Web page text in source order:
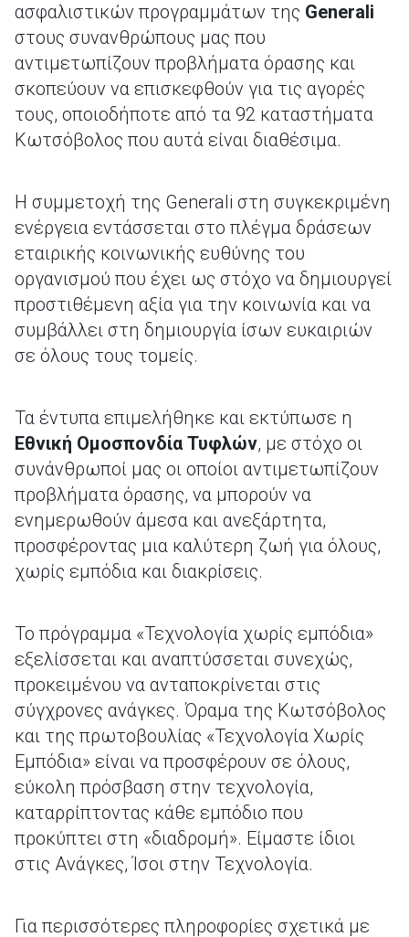
ασφαλιστικών προγραμμάτων της Generali
στους συνανθρώπους μας που
αντιμετωπίζουν προβλήματα όρασης και
σκοπεύουν να επισκεφθούν για τις αγορές
τους, οποιοδήποτε από τα 92 καταστήματα
Κωτσόβολος που αυτά είναι διαθέσιμα.
Η συμμετοχή της Generali στη συγκεκριμένη
ενέργεια εντάσσεται στο πλέγμα δράσεων
εταιρικής κοινωνικής ευθύνης του
οργανισμού που έχει ως στόχο να δημιουργεί
προστιθέμενη αξία για την κοινωνία και να
συμβάλλει στη δημιουργία ίσων ευκαιριών
σε όλους τους τομείς.
Τα έντυπα επιμελήθηκε και εκτύπωσε η
Εθνική Ομοσπονδία Τυφλών, με στόχο οι
συνάνθρωποί μας οι οποίοι αντιμετωπίζουν
προβλήματα όρασης, να μπορούν να
ενημερωθούν άμεσα και ανεξάρτητα,
προσφέροντας μια καλύτερη ζωή για όλους,
χωρίς εμπόδια και διακρίσεις.
Το πρόγραμμα «Τεχνολογία χωρίς εμπόδια»
εξελίσσεται και αναπτύσσεται συνεχώς,
προκειμένου να ανταποκρίνεται στις
σύγχρονες ανάγκες. Όραμα της Κωτσόβολος
και της πρωτοβουλίας «Τεχνολογία Χωρίς
Εμπόδια» είναι να προσφέρουν σε όλους,
εύκολη πρόσβαση στην τεχνολογία,
καταρρίπτοντας κάθε εμπόδιο που
προκύπτει στη «διαδρομή». Είμαστε ίδιοι
στις Ανάγκες, Ίσοι στην Τεχνολογία.
Για περισσότερες πληροφορίες σχετικά με